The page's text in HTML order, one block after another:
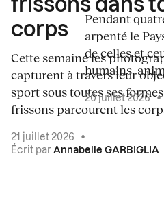
frissons dans
corps
Cette semaine les
capturent à travers leur
sport sous toutes ses
frissons parcourent les
21 juillet 2026
•
Écrit par Annabelle GARBIGLIA
Pendant
arpenté le
de celles et
humains,
20 juillet 2026